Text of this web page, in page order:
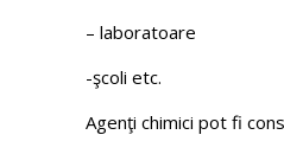
– laboratoare
-şcoli etc.
Agenţi chimici pot fi